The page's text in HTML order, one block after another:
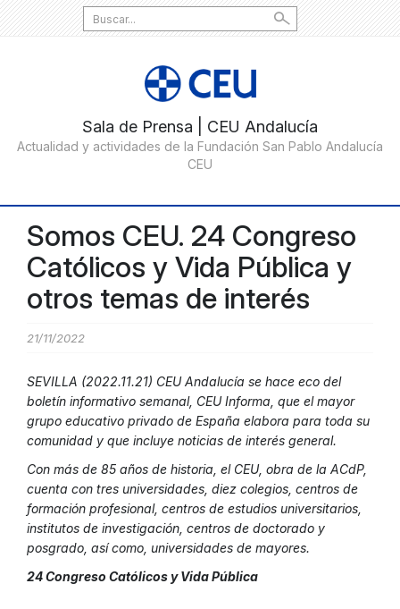
Search
for:
Somos CEU. 24 Congreso
Católicos y Vida Pública y
otros temas de interés
21/11/2022
SEVILLA (2022.11.21) CEU Andalucía se hace eco del
boletín informativo semanal, CEU Informa, que el mayor
grupo educativo privado de España elabora para toda su
comunidad y que incluye noticias de interés general.
Con más de 85 años de historia, el CEU, obra de la ACdP,
cuenta con tres universidades, diez colegios, centros de
formación profesional, centros de estudios universitarios,
institutos de investigación, centros de doctorado y
posgrado, así como, universidades de mayores.
24 Congreso Católicos y Vida Pública